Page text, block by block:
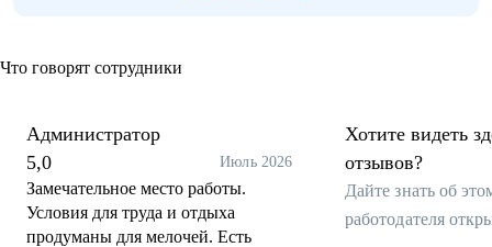
Что говорят сотрудники
Администратор
5,0
Июль 2026
Замечательное место работы.
Условия для труда и отдыха
продуманы для мелочей. Есть
Хотите видеть
отзывов?
Дайте знать об
работодателя